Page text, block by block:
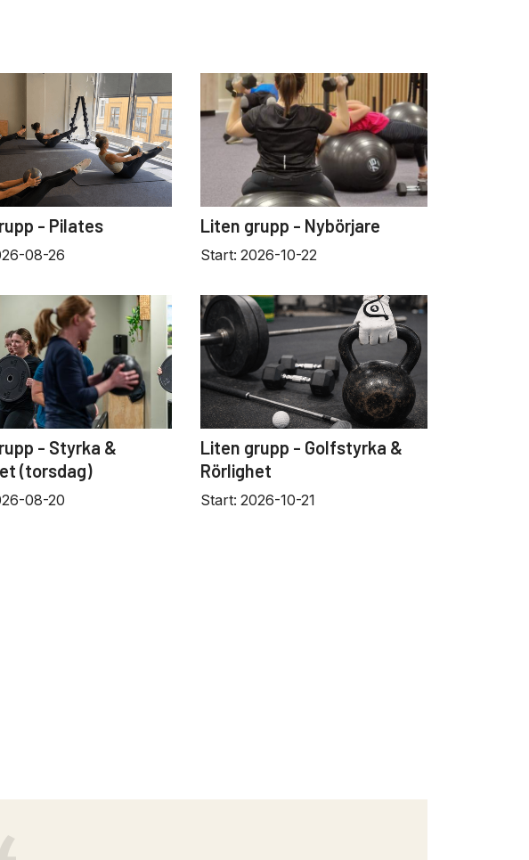
- Pilates
08-26
Liten grupp - Nybörjare
Start: 2026-10-22
- Styrka &
(torsdag)
08-20
Liten grupp - Golfstyrka &
Rörlighet
Start: 2026-10-21